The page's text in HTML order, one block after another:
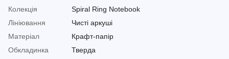
Колекція
Spiral Ring Notebook
Лініювання
Чисті аркуші
Матеріал
Крафт-папір
Обкладинка
Тверда